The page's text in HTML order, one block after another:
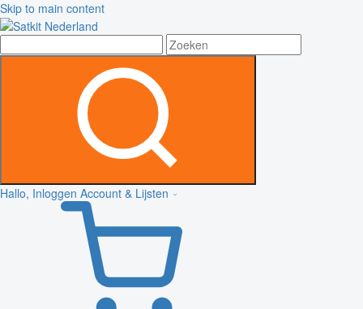
Skip to main content
Hallo, Inloggen Account & Lijsten